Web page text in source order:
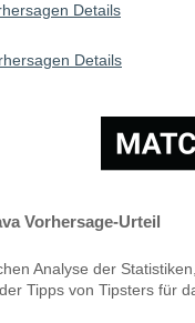
Details
Details
Vorhersage-Urteil
Analyse der
Tipps von Tipsters für